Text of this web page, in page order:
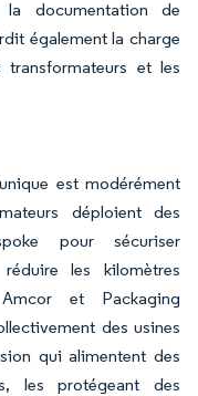
la documentation de
également la charge
et les
est modérément
déploient des
pour sécuriser
les kilomètres
et Packaging
des usines
qui alimentent des
les protégeant des